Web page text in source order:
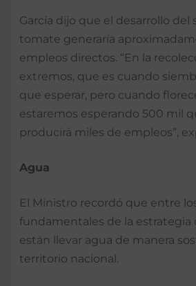
García dijo que el desarrollo del
tomate generaría
empleos directos. “En la
extremos, que es cuando
que esperar, pero cuando
estaremos esperando 500 mil
producirá miles de empleos”,
Agua
El Ministro recordó que entre
fundamentales de la estrategia
están llevar agua de manera
territorio nacional.